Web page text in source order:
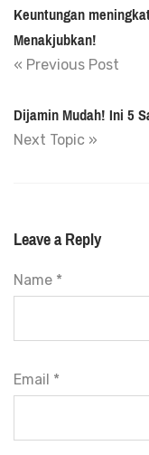
Keuntungan
Menakjubkan!
« Previous Post
Dijamin Mudah! Ini 5
Next Topic »
Leave a Reply
Name *
Email *